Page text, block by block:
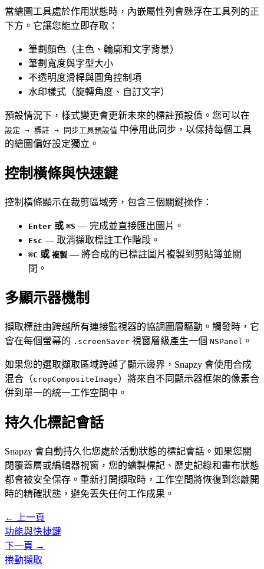
當繪圖工具處於作用狀態時，內嵌屬性列會懸浮在工具列的正
下方。它讓您能立即存取：
筆劃顏色（主色、輪廓和文字背景）
筆劃寬度與字型大小
不透明度滑桿與圓角控制項
水印樣式（旋轉角度、自訂文字）
預設情況下，樣式變更會更新未來的標註預設值。您可以在
設定 → 標註 → 同步工具預設值 中停用此同步，以保持每個工具
的繪圖偏好設定獨立。
控制橫條與快速鍵
控制橫條顯示在裁剪區域旁，包含三個關鍵操作：
Enter 或 ⌘S — 完成並直接匯出圖片。
Esc — 取消擷取標註工作階段。
⌘C 或 複製 — 將合成的已標註圖片複製到剪貼簿並關
閉。
多顯示器機制
擷取標註由跨越所有連接監視器的協調圖層驅動。觸發時，它
會在每個螢幕的 .screenSaver 視窗層級產生一個 NSPanel 。
如果您的選取擷取區域跨越了顯示邊界，Snapzy 會使用合成
混合（cropCompositeImage）將來自不同顯示器框架的像素合
併到單一的統一工作空間中。
持久化標記會話
Snapzy 會自動持久化您處於活動狀態的標記會話。如果您關
閉覆蓋層或編輯器視窗，您的繪製標記、歷史記錄和畫布狀態
都會被安全保存。重新打開擷取時，工作空間將恢復到您離開
時的精確狀態，避免丟失任何工作成果。
← 上一頁
功能與快捷鍵
下一頁 →
捲動擷取